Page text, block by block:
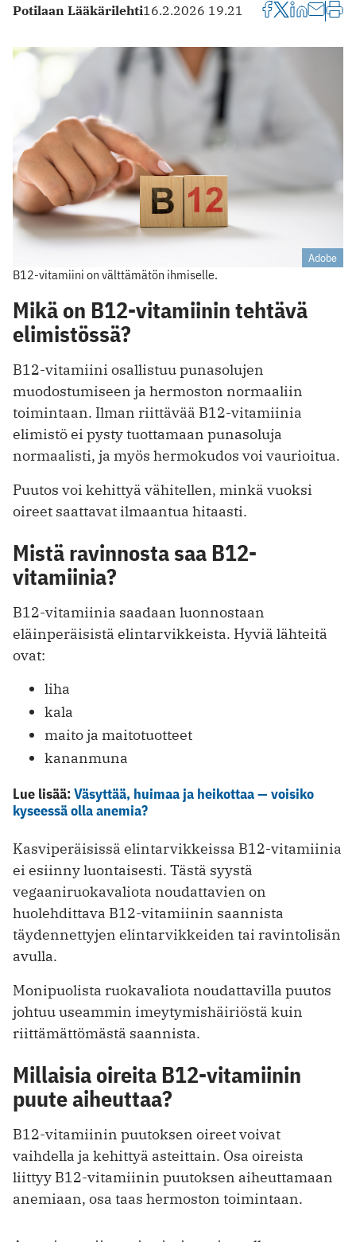
Potilaan Lääkärilehti16.2.2026 19.21
Adobe
B12-vitamiini on välttämätön ihmiselle.
Mikä on B12-vitamiinin tehtävä
elimistössä?
B12-vitamiini osallistuu punasolujen
muodostumiseen ja hermoston normaaliin
toimintaan. Ilman riittävää B12-vitamiinia
elimistö ei pysty tuottamaan punasoluja
normaalisti, ja myös hermokudos voi vaurioitua.
Puutos voi kehittyä vähitellen, minkä vuoksi
oireet saattavat ilmaantua hitaasti.
Mistä ravinnosta saa B12-
vitamiinia?
B12-vitamiinia saadaan luonnostaan
eläinperäisistä elintarvikkeista. Hyviä lähteitä
ovat:
liha
kala
maito ja maitotuotteet
kananmuna
Lue lisää:Väsyttää, huimaa ja heikottaa — voisiko
kyseessä olla anemia?
Kasviperäisissä elintarvikkeissa B12-vitamiinia
ei esiinny luontaisesti. Tästä syystä
vegaaniruokavaliota noudattavien on
huolehdittava B12-vitamiinin saannista
täydennettyjen elintarvikkeiden tai ravintolisän
avulla.
Monipuolista ruokavaliota noudattavilla puutos
johtuu useammin imeytymishäiriöstä kuin
riittämättömästä saannista.
Millaisia oireita B12-vitamiinin
puute aiheuttaa?
B12-vitamiinin puutoksen oireet voivat
vaihdella ja kehittyä asteittain. Osa oireista
liittyy B12-vitamiinin puutoksen aiheuttamaan
anemiaan, osa taas hermoston toimintaan.